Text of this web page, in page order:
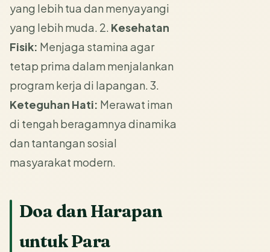
yang lebih tua dan menyayangi
yang lebih muda. 2. Kesehatan
Fisik: Menjaga stamina agar
tetap prima dalam menjalankan
program kerja di lapangan. 3.
Keteguhan Hati: Merawat iman
di tengah beragamnya dinamika
dan tantangan sosial
masyarakat modern.
Doa dan Harapan
untuk Para